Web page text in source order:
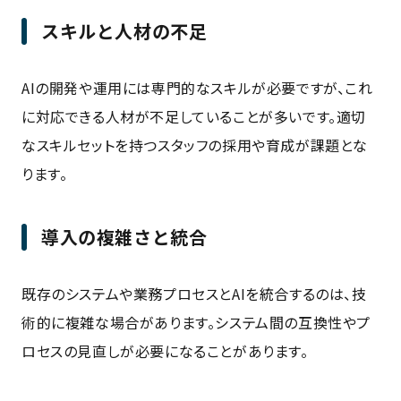
スキルと人材の不足
AIの開発や運用には専門的なスキルが必要ですが、これ
に対応できる人材が不足していることが多いです。適切
なスキルセットを持つスタッフの採用や育成が課題とな
ります。
導入の複雑さと統合
既存のシステムや業務プロセスとAIを統合するのは、技
術的に複雑な場合があります。システム間の互換性やプ
ロセスの見直しが必要になることがあります。